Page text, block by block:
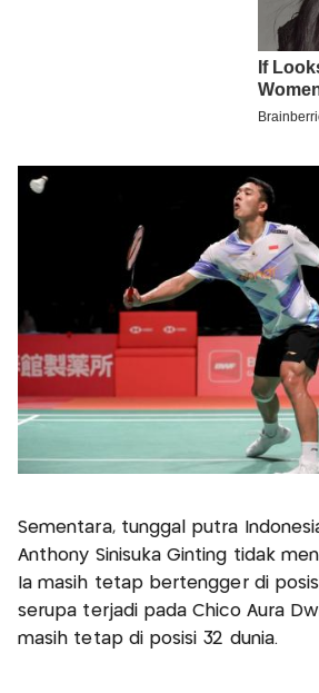
Sementara, tunggal putra
Anthony Sinisuka Ginting tidak
Ia masih tetap bertengger di posisi
serupa terjadi pada Chico Aura
masih tetap di posisi 32 dunia.